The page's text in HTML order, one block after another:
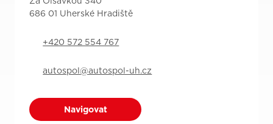
686 01 Uherské Hradiště
+420 572 554 767
autospol@autospol-uh.cz
Navigovat